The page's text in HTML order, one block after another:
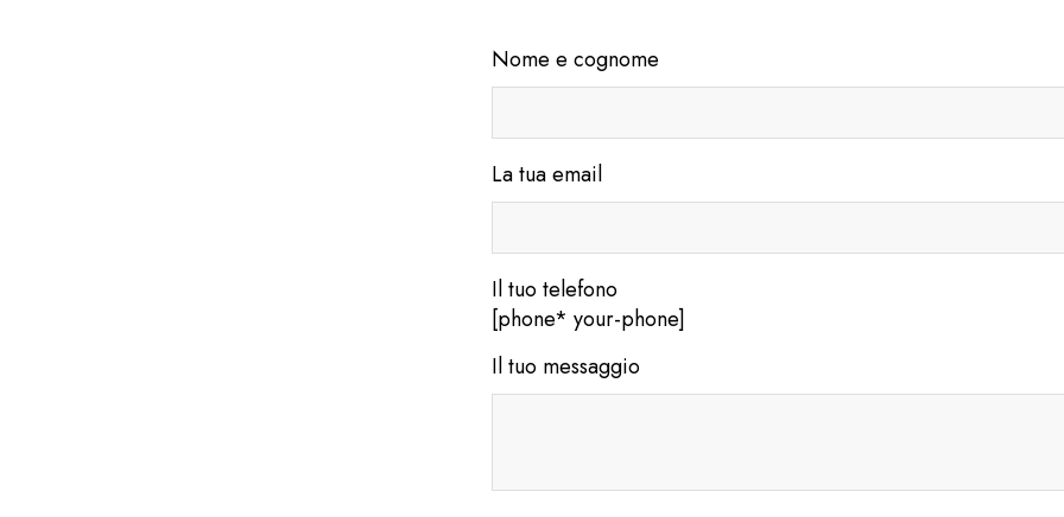
Nome e cognome
La tua email
Il tuo telefono
[phone* your-phone]
Il tuo messaggio